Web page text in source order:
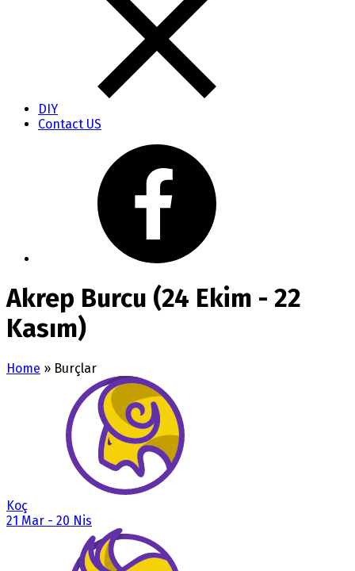
DIY
Contact US
Akrep Burcu (24 Ekim - 22
Kasım)
Home » Burçlar
Koç
21 Mar - 20 Nis